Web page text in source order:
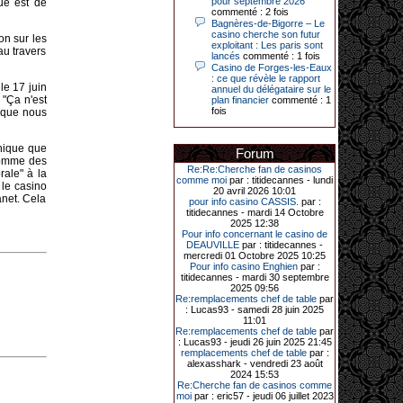
est de
sur les
travers
17 juin
n'est
nous
que
des
à la
le casino
Cela
Le plus gros gain gagné depuis plus
de 20 ans dans l’établissement.
31-03-2026|
Série de jackpots au casino JOA de
Gujan-Mestras : ce mois de mars a
été fructueux pour quelques
une machine à sous pour une mise
initiale de 5,28 €. Puis quelques
jours plus tard, le vendredi 27 mars,
un joueur a décroché 12 086 euros
sur une autre machine à sous.
Enfin, troisième et dernier jackpot,
record cette fois-ci, le samedi 28
mars dernier. Quelque 111 322
euros ont été remportés sur la table
d’Ultimate Texas Hold’em Poker,
grâce à une mise de 5 euros sur la
case bonus et une quinte flush
royale. Ces gains ont été annoncés
dans un communiqué diffusé par le
casino ce lundi 30 mars en soirée.
11-01-2026|
Dimanche 11 janvier, en soirée, une
cliente retraitée de 78 ans, habitant
Trémuson, a eu l’énorme surprise
commenté : 2 fois
Bagnères-de-Bigorre – Le
casino cherche son futur
exploitant : Les paris sont
lancés commenté : 1 fois
Casino de Forges-les-Eaux
: ce que révèle le rapport
annuel du délégataire sur le
plan financier commenté : 1
fois
Forum
Re:Re:Cherche fan de casinos
comme moi par : titidecannes - lundi
20 avril 2026 10:01
pour info casino CASSIS. par :
titidecannes - mardi 14 Octobre
2025 12:38
Pour info concernant le casino de
DEAUVILLE par : titidecannes -
mercredi 01 Octobre 2025 10:25
Pour info casino Enghienpar :
titidecannes - mardi 30 septembre
2025 09:56
Re:remplacements chef de table par
: Lucas93 - samedi 28 juin 2025
11:01
Re:remplacements chef de table par
: Lucas93 - jeudi 26 juin 2025 21:45
remplacements chef de tablepar :
alexasshark - vendredi 23 août
2024 15:53
Re:Cherche fan de casinos comme
moipar : eric57 - jeudi 06 juillet 2023